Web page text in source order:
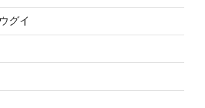
グイ